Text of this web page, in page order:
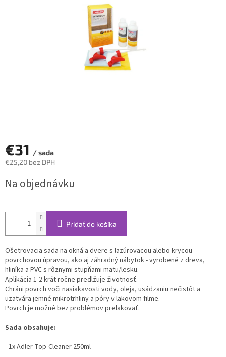
€31 / sada
€25,20 bez DPH
cena:
Na objednávku
Pridať do košíka
Ošetrovacia sada na okná a dvere s lazúrovacou alebo krycou
povrchovou úpravou, ako aj záhradný nábytok - vyrobené z dreva,
hliníka a PVC s rôznymi stupňami matu/lesku.
Aplikácia 1-2 krát ročne predlžuje životnosť.
Chráni povrch voči nasiakavosti vody, oleja, usádzaniu nečistôt a
uzatvára jemné mikrotrhliny a póry v lakovom filme.
Povrch je možné bez problémov prelakovať.
Sada obsahuje:
- 1x Adler Top-Cleaner 250ml